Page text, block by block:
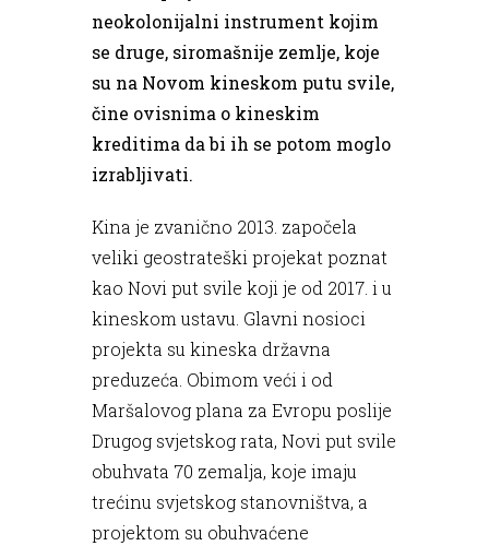
neokolonijalni instrument kojim
se druge, siromašnije zemlje, koje
su na Novom kineskom putu svile,
čine ovisnima o kineskim
kreditima da bi ih se potom moglo
izrabljivati.
Kina je zvanično 2013. započela
veliki geostrateški projekat poznat
kao Novi put svile koji je od 2017. i u
kineskom ustavu. Glavni nosioci
projekta su kineska državna
preduzeća. Obimom veći i od
Maršalovog plana za Evropu poslije
Drugog svjetskog rata, Novi put svile
obuhvata 70 zemalja, koje imaju
trećinu svjetskog stanovništva, a
projektom su obuhvaćene